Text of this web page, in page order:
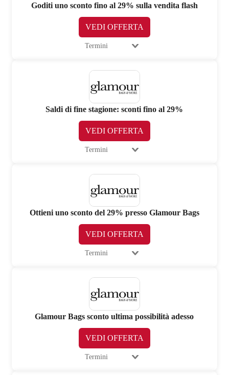
Goditi uno sconto fino al 29% sulla vendita flash
VEDI OFFERTA
Termini
Saldi di fine stagione: sconti fino al 29%
VEDI OFFERTA
Termini
Ottieni uno sconto del 29% presso Glamour Bags
VEDI OFFERTA
Termini
Glamour Bags sconto ultima possibilità adesso
VEDI OFFERTA
Termini